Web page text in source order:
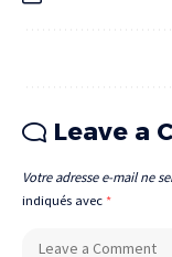
Leave a
Votre adresse e-mail ne
indiqués avec *